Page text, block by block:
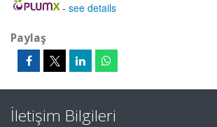
- see details
Paylaş
İletişim Bilgileri